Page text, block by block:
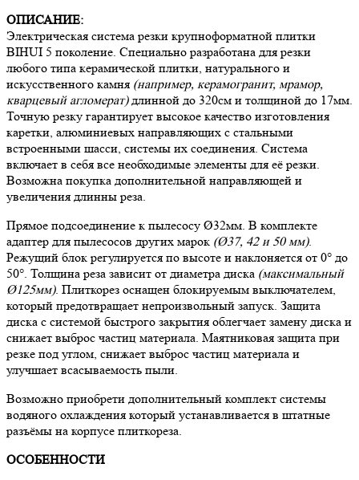
ОПИСАНИЕ:
Электрическая система резки крупноформатной плитки
BIHUI 5 поколение. Специально разработана для резки
любого типа керамической плитки, натурального и
искусственного камня (например, керамогранит, мрамор,
кварцевый агломерат)длинной до 320см и толщиной до 17мм.
Точную резку гарантирует высокое качество изготовления
каретки, алюминиевых направляющих с стальными
встроенными шасси, системы их соединения. Система
включает в себя все необходимые элементы для её резки.
Возможна покупка дополнительной направляющей и
увеличения длинны реза.
Прямое подсоединение к пылесосу Ø32мм. В комплекте
адаптер для пылесосов других марок (Ø37, 42 и 50 мм).
Режущий блок регулируется по высоте и наклоняется от 0° до
50°. Толщина реза зависит от диаметра диска (максимальный
Ø125мм). Плиткорез оснащен блокируемым выключателем,
который предотвращает непроизвольный запуск. Защита
диска с системой быстрого закрытия облегчает замену диска и
снижает выброс частиц материала. Маятниковая защита при
резке под углом, снижает выброс частиц материала и
улучшает всасываемость пыли.
Возможно приобрети дополнительный комплект системы
водяного охлаждения который устанавливается в штатные
разъёмы на корпусе плиткореза.
ОСОБЕННОСТИ